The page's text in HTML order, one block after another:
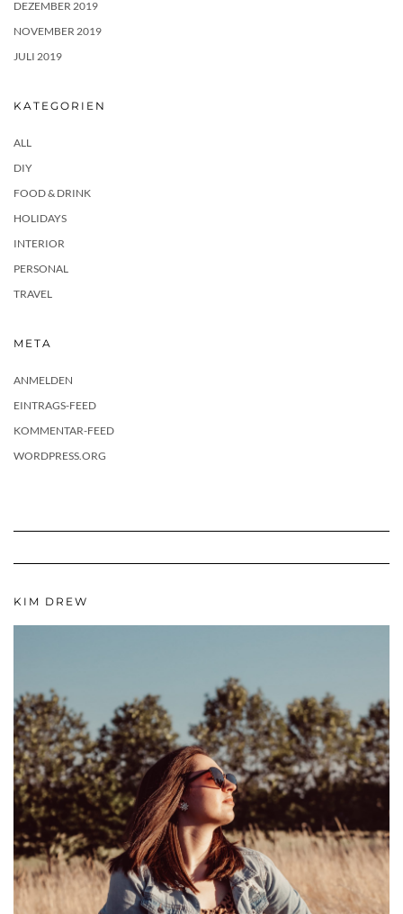
DEZEMBER 2019
NOVEMBER 2019
JULI 2019
KATEGORIEN
ALL
DIY
FOOD & DRINK
HOLIDAYS
INTERIOR
PERSONAL
TRAVEL
META
ANMELDEN
EINTRAGS-FEED
KOMMENTAR-FEED
WORDPRESS.ORG
KIM DREW